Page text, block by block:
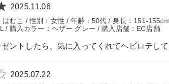
2025.11.06
はむこ / 性別：女性 / 年齢：50代 / 身長：151-
/ 購入カラー：ヘザー グレー / 購入店舗：EC店舗
ントしたら、気に入ってくれてヘビロテし
2025.07.22